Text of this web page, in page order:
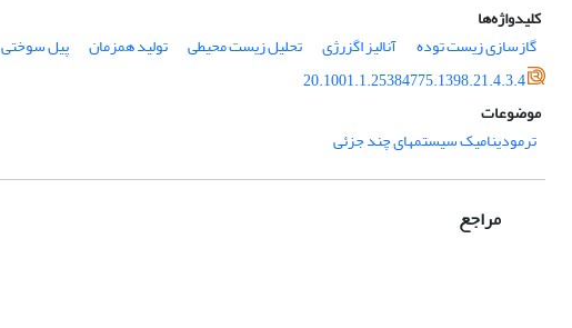
کلیدواژه‌ها
گازسازی زیست توده
آنالیز اگزرژی تحلیل زیست محیطی تولید همزمان
پیل سوختی
20.1001.1.25384775.1398.21.4.3.4
موضوعات
ترمودینامیک سیستمهای چند جزئی
مراجع